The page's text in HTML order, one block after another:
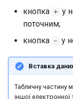
кнопка + у
поточним;
кнопка − у
Вставка
Табличну частину
іншої електронної